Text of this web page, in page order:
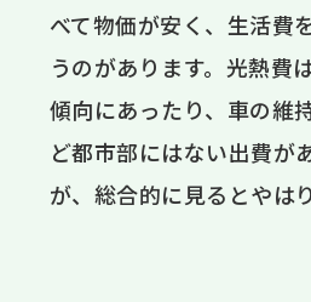
べて物価が安く、生活費
うのがあります。光熱費
傾向にあったり、車の維
ど都市部にはない出費が
が、総合的に見るとやは